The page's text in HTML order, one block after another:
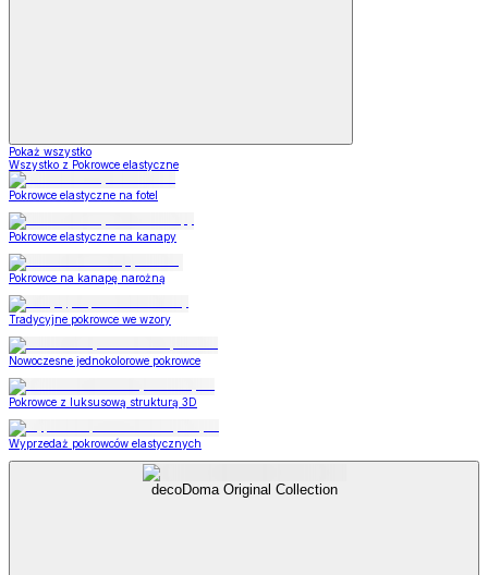
Pokaż wszystko
Wszystko z Pokrowce elastyczne
Pokrowce elastyczne na fotel
Pokrowce elastyczne na kanapy
Pokrowce na kanapę narożną
Tradycyjne pokrowce we wzory
Nowoczesne jednokolorowe pokrowce
Pokrowce z luksusową strukturą 3D
Wyprzedaż pokrowców elastycznych
decoDoma Original Collection